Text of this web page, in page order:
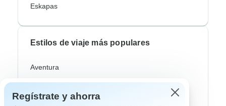
Eskapas
Estilos de viaje más populares
Aventura
Regístrate y ahorra